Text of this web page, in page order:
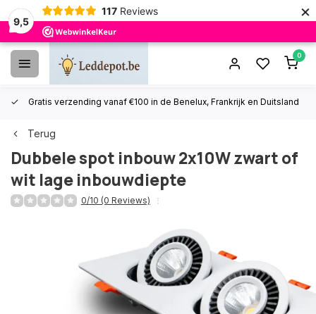
9,5
117 Reviews ×
0
Gratis verzending vanaf €100 in de Benelux, Frankrijk en Duitsland
Terug
Dubbele spot inbouw 2x10W zwart of
wit lage inbouwdiepte
0/10 (0 Reviews)